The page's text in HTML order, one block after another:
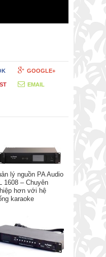
GOOGLE+
EMAIL
lý nguồn PA Audio
1608 – Chuyên
hơn với hệ
karaoke